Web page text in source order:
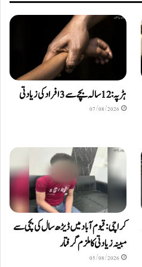
ہڑپہ: 12 سالہ بچے سے 3 افراد کی زیادتی
07/08/2026
کراچی: قیوم آباد میں ڈیڑھ سال کی بچی سے
مبینہ زیادتی کا ملزم گرفتار
05/08/2026